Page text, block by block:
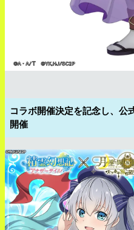
コラボ開催決定を記念し、公
開催